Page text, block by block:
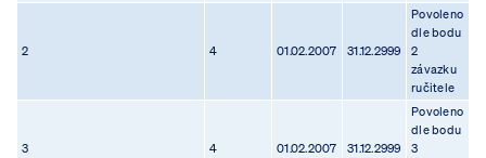
2 4 01.02.2007 31.12.2999
Povoleno
dle bodu
2
závazku
ručitele
3 4 01.02.2007 31.12.2999
Povoleno
dle bodu
3